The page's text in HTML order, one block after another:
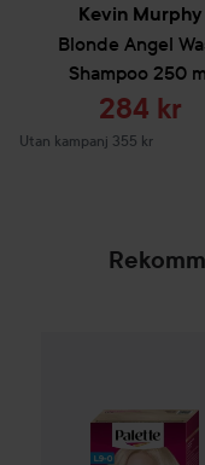
Kevin Murphy
Blonde Angel
Shampoo 250
Reapris
284 kr
Utan kampanj 355 kr